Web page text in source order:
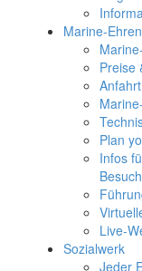
Marine-
Preise
Anfahrt
Plan
Infos
Live-
Sozialwerk
Jeder